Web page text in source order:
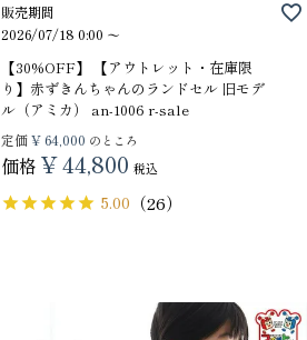
販売期間
2026/07/18 0:00 〜
【30%OFF】 【アウトレット・在庫限
り】赤ずきんちゃんのランドセル 旧モデ
ル（アミカ） an-1006 r-sale
定価¥64,000 のところ
価格 ¥44,800 税込
5.00 （26）